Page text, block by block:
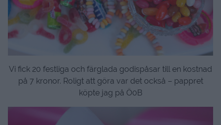
Vi fick 20 festliga och färglada godispåsar till en kostnad
på 7 kronor. Roligt att göra var det också – pappret
köpte jag på Ö0B